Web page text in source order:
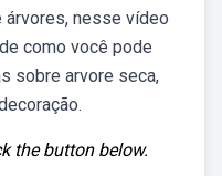
árvores, nesse vídeo
como você pode
sobre arvore seca,
the button below.